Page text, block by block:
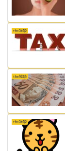
the雑談
the雑談
the雑談